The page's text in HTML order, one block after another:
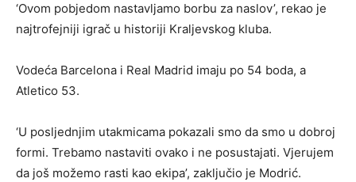
‘Ovom pobjedom nastavljamo borbu za naslov’, rekao je
najtrofejniji igrač u historiji Kraljevskog kluba.
Vodeća Barcelona i Real Madrid imaju po 54 boda, a
Atletico 53.
‘U posljednjim utakmicama pokazali smo da smo u dobroj
formi. Trebamo nastaviti ovako i ne posustajati. Vjerujem
da još možemo rasti kao ekipa’, zaključio je Modrić.